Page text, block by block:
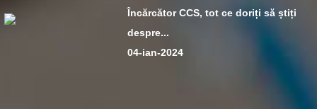
Încărcător CCS, tot ce doriți să știți
despre...
04-ian-2024